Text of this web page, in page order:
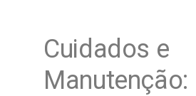
Cuidados e
Manutenção: